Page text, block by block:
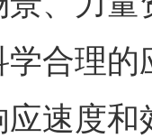
合理
速度和